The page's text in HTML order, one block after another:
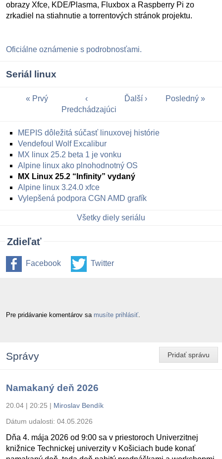
obrazy Xfce, KDE/Plasma, Fluxbox a Raspberry Pi zo
zrkadiel na stiahnutie a torrentových stránok projektu.
Oficiálne oznámenie s podrobnosťami.
Seriál linux
Prvý
Predchádzajúci
Ďalší Posledný
MEPIS dôležitá súčasť linuxovej histórie
Vendefoul Wolf Excalibur
MX linux 25.2 beta 1 je vonku
Alpine linux ako plnohodnotný OS
MX Linux 25.2 “Infinity” vydaný
Alpine linux 3.24.0 xfce
Vylepšená podpora CGN AMD grafík
Všetky diely seriálu
Zdieľať
Facebook Twitter
Pre pridávanie komentárov sa musíte prihlásiť
Pridať správu
Správy
Namakaný deň 2026
20.04 | 20:25 | Miroslav Bendík
Dátum udalosti: 04.05.2026
Dňa 4. mája 2026 od 9:00 sa v priestoroch Univerzitnej
knižnice Technickej univerzity v Košiciach bude konať